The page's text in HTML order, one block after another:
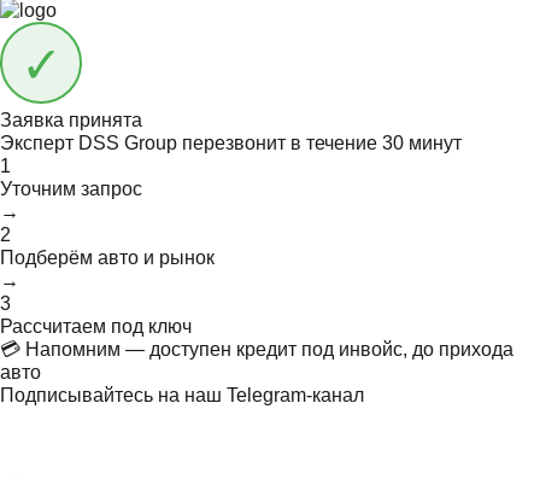
Заявка принята
Эксперт DSS Group перезвонит в течение 30 минут
1
Уточним запрос
→
2
Подберём авто и рынок
→
3
Рассчитаем под ключ
💳 Напомним — доступен кредит под инвойс, до прихода
авто
Подписывайтесь на наш Telegram-канал